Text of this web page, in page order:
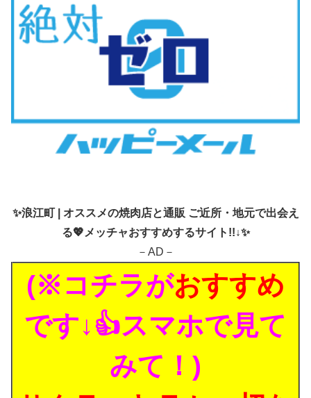
✨浪江町 | オススメの焼肉店と通販 ご近所・地元で出会え
る💖メッチャおすすめするサイト!!↓✨
－AD－
(※コチラがおすすめ
です↓👍スマホで見て
みて！)